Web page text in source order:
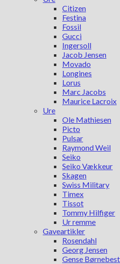
Citizen
Festina
Fossil
Gucci
Ingersoll
Jacob Jensen
Movado
Longines
Lorus
Marc Jacobs
Maurice Lacroix
Ure
Ole Mathiesen
Picto
Pulsar
Raymond Weil
Seiko
Seiko Vækkeur
Skagen
Swiss Military
Timex
Tissot
Tommy Hilfiger
Ur remme
Gaveartikler
Rosendahl
Georg Jensen
Gense